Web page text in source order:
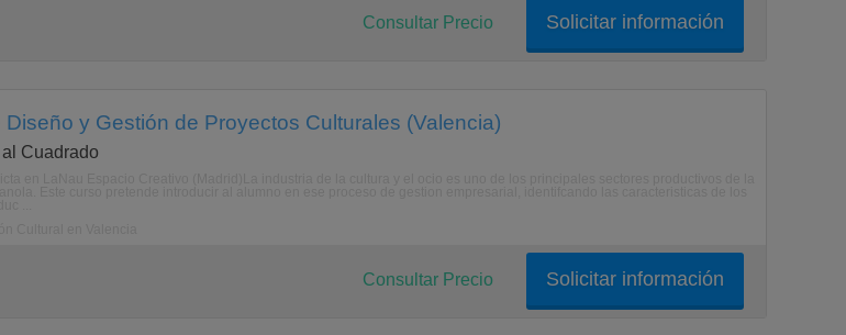
Solicitar información
Consultar Precio
Diseño y Gestión de Proyectos Culturales (Valencia)
Cuadrado
Solicitar información
Consultar Precio